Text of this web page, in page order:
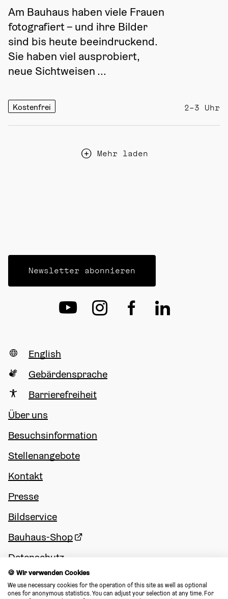
Am Bauhaus haben viele Frauen
fotografiert – und ihre Bilder
sind bis heute beeindruckend.
Sie haben viel ausprobiert,
neue Sichtweisen ...
Kostenfrei 2–3 Uhr
Mehr laden
Newsletter abonnieren
English
Gebärdensprache
Barrierefreiheit
Über uns
Besuchsinformation
Stellenangebote
Kontakt
Presse
Bildservice
Bauhaus-Shop
Datenschutz
Impressum
🍪 Wir verwenden Cookies
We use necessary cookies for the operation of this site as well as optional
ones for anonymous statistics. You can adjust your selection at any time. For